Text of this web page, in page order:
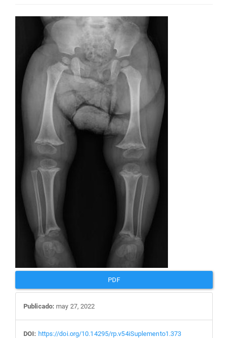
Barra
lateral
del
artículo
PDF
Publicado: may 27, 2022
DOI: https://doi.org/10.14295/rp.v54iSuplemento1.373